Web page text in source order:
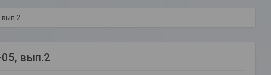
вып.2
вып.2